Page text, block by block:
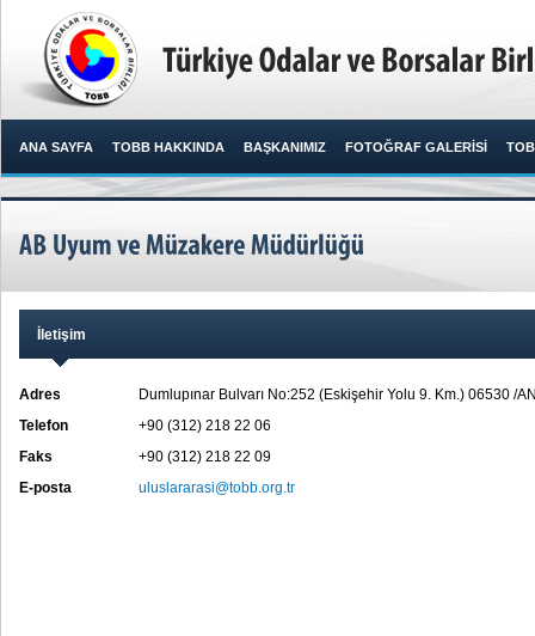
ANA SAYFA TOBB HAKKINDA BAŞKANIMIZ FOTOĞRAF GALERİSİ
İletişim
Adres
Dumlupınar Bulvarı No:252 (Eskişehir Yolu 9. Km.) 06530 /
Telefon
+90 (312) 218 22 06
Faks
+90 (312) 218 22 09
E-posta
uluslararasi@tobb.org.tr